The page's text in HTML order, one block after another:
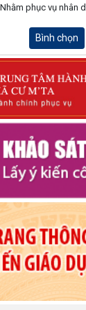
phục vụ nhân
Bình chọn